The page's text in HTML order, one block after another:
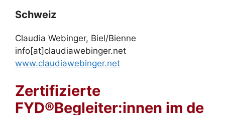
Schweiz
Claudia Webinger, Biel/Bienne
info[at]claudiawebinger.net
www.claudiawebinger.net
Zertifizierte
FYD®Begleiter:innen im de